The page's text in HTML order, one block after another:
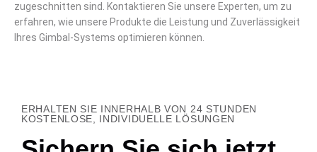
zugeschnitten sind. Kontaktieren Sie unsere Experten, um zu
erfahren, wie unsere Produkte die Leistung und Zuverlässigkeit
Ihres Gimbal-Systems optimieren können.
ERHALTEN SIE INNERHALB VON 24 STUNDEN
KOSTENLOSE, INDIVIDUELLE LÖSUNGEN